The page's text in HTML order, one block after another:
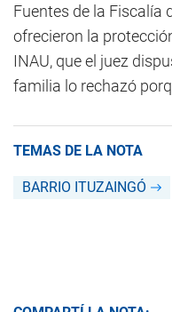
Fuentes de la Fiscalía
ofrecieron la
INAU, que el juez
familia lo rechazó
TEMAS DE LA NOTA
BARRIO ITUZAINGÓ